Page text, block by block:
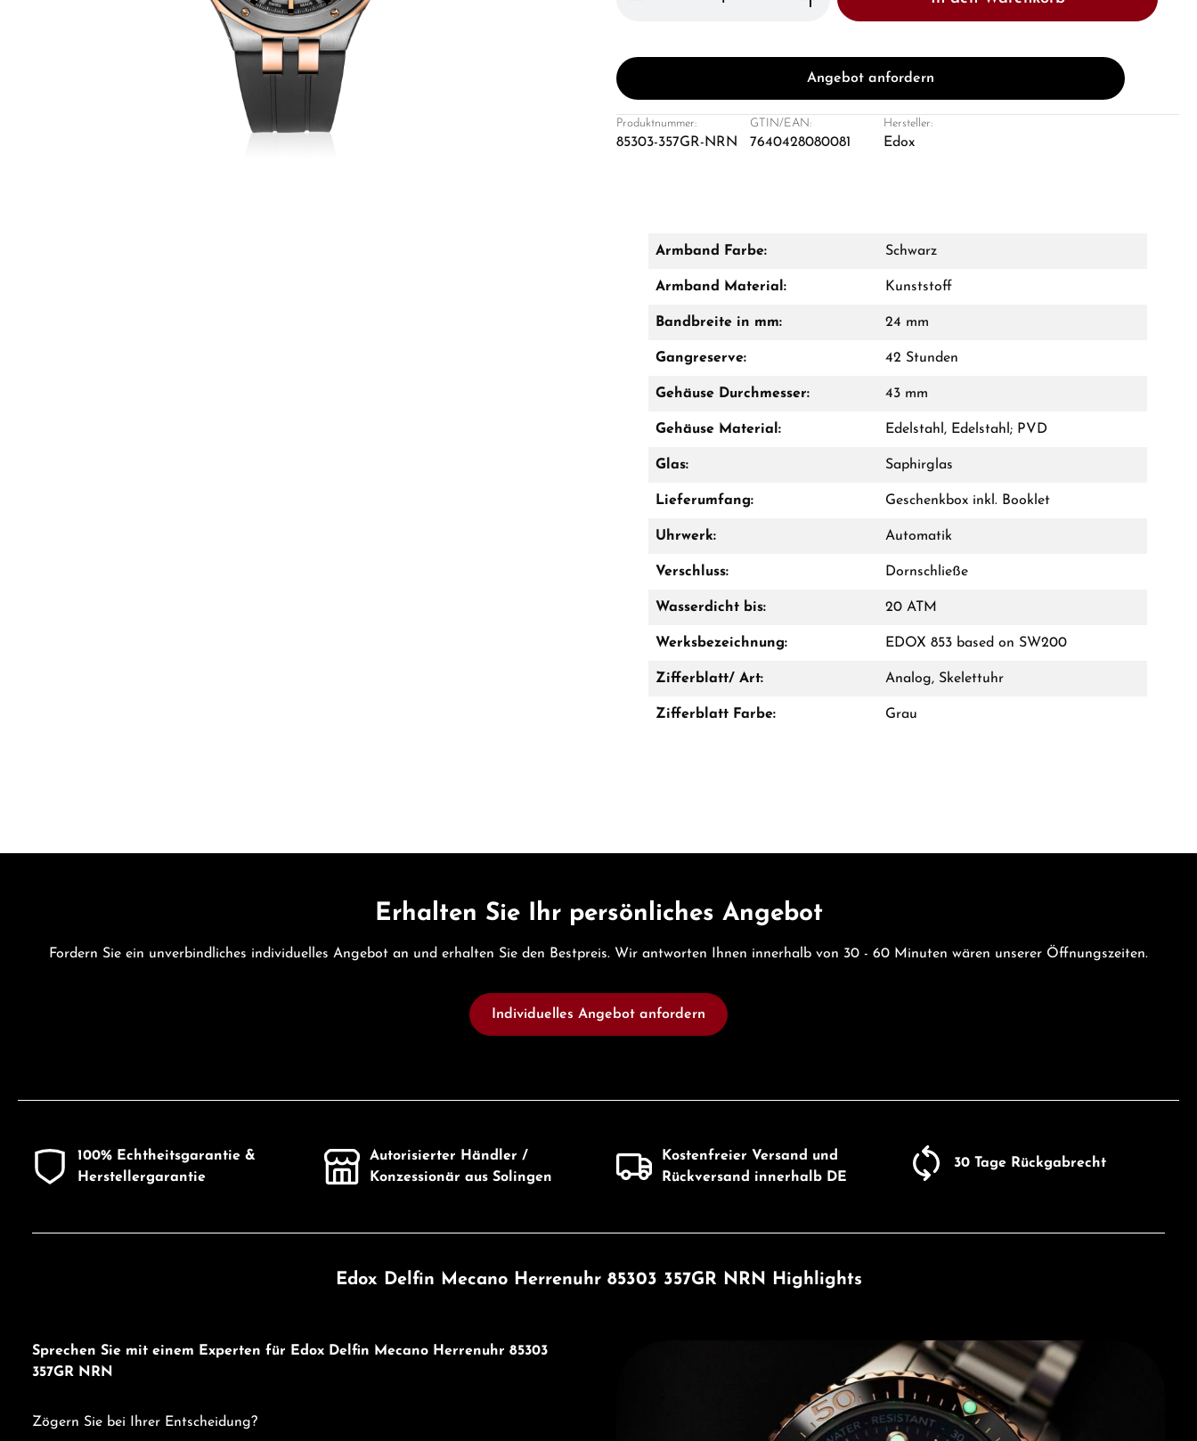
Angebot anfordern
Produktnummer:
85303-357GR-NRN
GTIN/EAN:
7640428080081
Hersteller:
Edox
Armband Farbe: Schwarz
Armband Material: Kunststoff
Bandbreite in mm: 24 mm
Gangreserve: 42 Stunden
Gehäuse Durchmesser: 43 mm
Gehäuse Material: Edelstahl, Edelstahl; PVD
Glas: Saphirglas
Lieferumfang: Geschenkbox inkl. Booklet
Uhrwerk: Automatik
Verschluss: Dornschließe
Wasserdicht bis: 20 ATM
Werksbezeichnung: EDOX 853 based on SW200
Zifferblatt/ Art: Analog, Skelettuhr
Zifferblatt Farbe: Grau
Erhalten Sie Ihr persönliches Angebot
Fordern Sie ein unverbindliches individuelles Angebot an und erhalten Sie den Bestpreis. Wir antworten Ihnen innerhalb von 30 - 60 Minuten wären unserer Öffnungszeiten.
Individuelles Angebot anfordern
100% Echtheitsgarantie &
Herstellergarantie
Autorisierter Händler /
Konzessionär aus Solingen
Kostenfreier Versand und
Rückversand innerhalb DE
30 Tage Rückgabrecht
Edox Delfin Mecano Herrenuhr 85303 357GR NRN Highlights
Sprechen Sie mit einem Experten für Edox Delfin Mecano Herrenuhr 85303
357GR NRN
Zögern Sie bei Ihrer Entscheidung?